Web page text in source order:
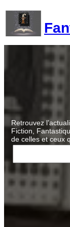
contenu
Retrouvez
Fiction,
de celles et ceux
R
c
h
e
r
h